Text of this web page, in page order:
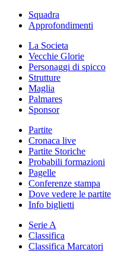
Squadra
Approfondimenti
La Societa
Vecchie Glorie
Personaggi di spicco
Strutture
Maglia
Palmares
Sponsor
Partite
Cronaca live
Partite Storiche
Probabili formazioni
Pagelle
Conferenze stampa
Dove vedere le partite
Info biglietti
Serie A
Classifica
Classifica Marcatori